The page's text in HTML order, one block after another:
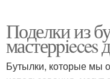
Поделки из
мастерpieces
Бутылки, которые мы